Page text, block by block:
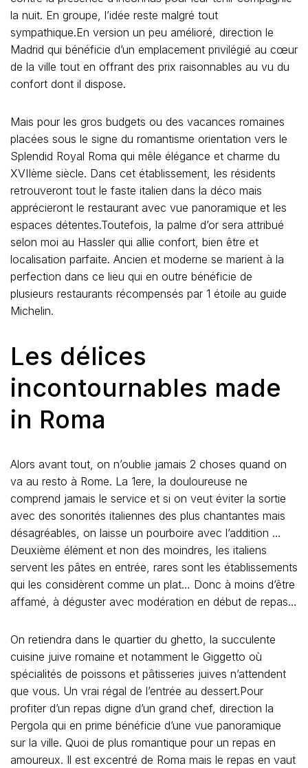
la nuit. En groupe, l’idée reste malgré tout
sympathique.En version un peu amélioré, direction le
Madrid qui bénéficie d’un emplacement privilégié au cœur
de la ville tout en offrant des prix raisonnables au vu du
confort dont il dispose.
Mais pour les gros budgets ou des vacances romaines
placées sous le signe du romantisme orientation vers le
Splendid Royal Roma qui mêle élégance et charme du
XVIIème siècle. Dans cet établissement, les résidents
retrouveront tout le faste italien dans la déco mais
apprécieront le restaurant avec vue panoramique et les
espaces détentes.Toutefois, la palme d’or sera attribué
selon moi au Hassler qui allie confort, bien être et
localisation parfaite. Ancien et moderne se marient à la
perfection dans ce lieu qui en outre bénéficie de
plusieurs restaurants récompensés par 1 étoile au guide
Michelin.
Les délices
incontournables made
in Roma
Alors avant tout, on n’oublie jamais 2 choses quand on
va au resto à Rome. La 1ere, la douloureuse ne
comprend jamais le service et si on veut éviter la sortie
avec des sonorités italiennes des plus chantantes mais
désagréables, on laisse un pourboire avec l’addition …
Deuxième élément et non des moindres, les italiens
servent les pâtes en entrée, rares sont les établissements
qui les considèrent comme un plat… Donc à moins d’être
affamé, à déguster avec modération en début de repas…
On retiendra dans le quartier du ghetto, la succulente
cuisine juive romaine et notamment le Giggetto où
spécialités de poissons et pâtisseries juives n’attendent
que vous. Un vrai régal de l’entrée au dessert.Pour
profiter d’un repas digne d’un grand chef, direction la
Pergola qui en prime bénéficie d’une vue panoramique
sur la ville. Quoi de plus romantique pour un repas en
amoureux. Il est excentré de Roma mais le repas en vaut